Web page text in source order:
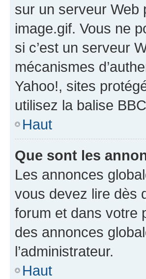
sur un serveur Web
image.gif. Vous ne
si c’est un serveur
mécanismes
Yahoo!, sites
utilisez la balise
Haut
Que sont les
Les annonces
vous devez lire dès
forum et dans votre
des annonces
l’administrateur.
Haut